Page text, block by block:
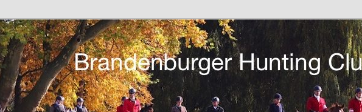
Hunting Club
in Berlin und Brandenburg